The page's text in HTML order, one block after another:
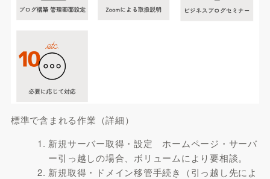
標準で含まれる作業（詳細）
新規サーバー取得・設定 ホームページ・サーバ
ー引っ越しの場合、ボリュームにより要相談。
新規取得・ドメイン移管手続き（引っ越し先によ